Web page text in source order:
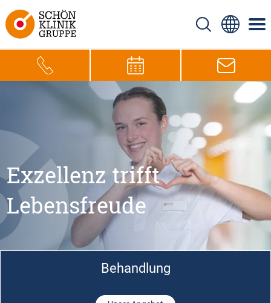
Exzellenz trifft
Lebensfreude
Behandlung